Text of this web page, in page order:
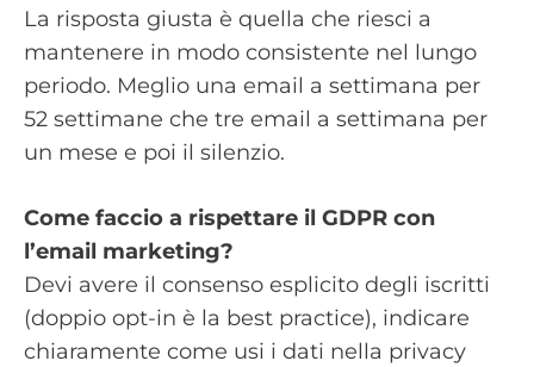
La risposta giusta è quella che riesci a
mantenere in modo consistente nel lungo
periodo. Meglio una email a settimana per
52 settimane che tre email a settimana per
un mese e poi il silenzio.
Come faccio a rispettare il GDPR con
l’email marketing?
Devi avere il consenso esplicito degli iscritti
(doppio opt-in è la best practice), indicare
chiaramente come usi i dati nella privacy